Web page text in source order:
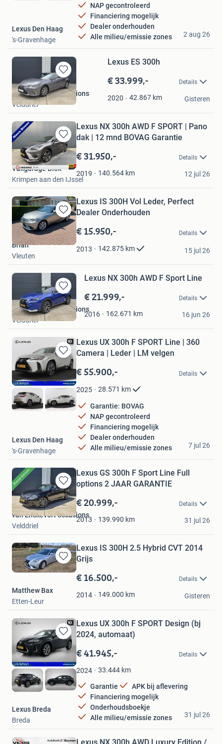
NAP gecontroleerd
Financiering mogelijk
Dealer onderhouden
Alle milieu/emissie zones
Lexus Den Haag
's-Gravenhage
2 aug 26
Bewaren
in
Mijn
Favorieten
Lexus ES 300h
€ 33.999,- Details
2020 42.867 km
van Enckevort occasions
Velddriel
Gisteren
Bewaren
in
Mijn
Favorieten
Lexus NX 300h AWD F SPORT | Pano
dak | 12 mnd BOVAG Garantie
€ 31.950,- Details
2019 140.564 km
Vakgarage Blok
Krimpen aan den IJssel
12 jul 26
Bewaren
in
Mijn
Favorieten
Lexus IS 300H Vol Leder, Perfect
Dealer Onderhouden
€ 15.950,- Details
2013 142.875 km
Brian
Vleuten
15 jul 26
Bewaren
in
Mijn
Favorieten
Lexus NX 300h AWD F Sport Line
€ 21.999,- Details
2016 162.671 km
van Enckevort occasions
Velddriel
16 jun 26
Bewaren
in
Mijn
Favorieten
Lexus UX 300h F SPORT Line | 360
Camera | Leder | LM velgen
€ 55.900,- Details
2025 28.571 km
Garantie: BOVAG
NAP gecontroleerd
Financiering mogelijk
Dealer onderhouden
Alle milieu/emissie zones
Lexus Den Haag
's-Gravenhage
7 jul 26
Bewaren
in
Mijn
Favorieten
Lexus GS 300h F Sport Line Full
options 2 JAAR GARANTIE
€ 20.999,- Details
2013 139.990 km
van Enckevort occasions
Velddriel
31 jul 26
Bewaren
in
Favorieten
Lexus IS 300H 2.5 Hybrid CVT 2014
Grijs
€ 16.500,- Details
2014 149.000 km
Matthew Bax
Etten-Leur
Gisteren
Bewaren
in
Mijn
Favorieten
Lexus UX 300h F SPORT Design (bj
2024, automaat)
€ 41.945,- Details
2024 33.444 km
Garantie
APK bij aflevering
Financiering mogelijk
Onderhoudsboekje
Alle milieu/emissie zones
Lexus Breda
Breda
31 jul 26